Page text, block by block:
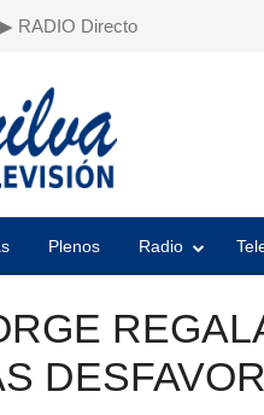
▶ RADIO Directo
Plenos Radio